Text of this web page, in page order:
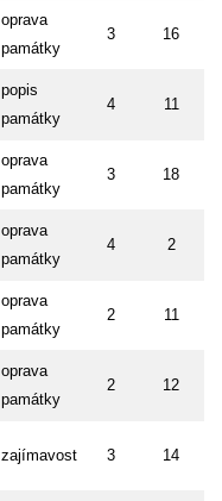
oprava
památky
3 16
popis
památky
4 11
oprava
památky
3 18
oprava
památky
4 2
oprava
památky
2 11
oprava
památky
2 12
zajímavost 3 14